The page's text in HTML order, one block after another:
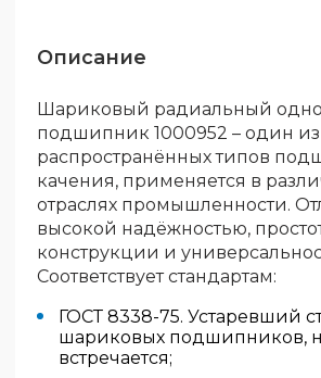
Описание
Шариковый радиальный
подшипник 1000952 – один
распространённых типов
качения, применяется в
отраслях промышленности.
высокой надёжностью,
конструкции и
Соответствует стандартам:
ГОСТ 8338-75. Устаревший
шариковых подшипников,
встречается;